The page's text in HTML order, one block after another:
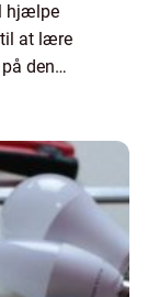
hjælpe
til at lære
den